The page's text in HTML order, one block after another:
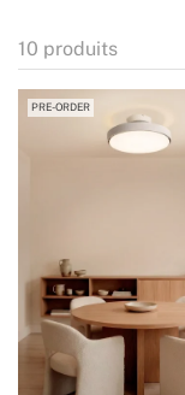
des modèles
plusieurs
dans chaque
10 produits
PRE-ORDER